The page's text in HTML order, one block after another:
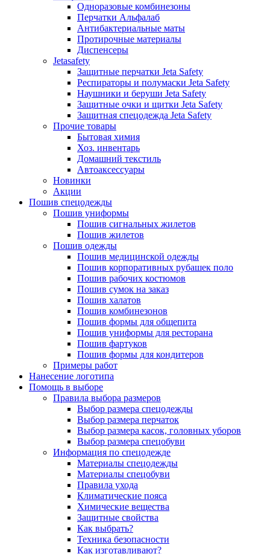
Одноразовые комбинезоны
Перчатки Альфалаб
Антибактериальные маты
Протирочные материалы
Диспенсеры
Jetasafety
Защитные перчатки Jeta Safety
Респираторы и полумаски Jeta Safety
Наушники и беруши Jeta Safety
Защитные очки и щитки Jeta Safety
Защитная спецодежда Jeta Safety
Прочие товары
Бытовая химия
Хоз. инвентарь
Домашний текстиль
Автоаксессуары
Новинки
Акции
Пошив спецодежды
Пошив униформы
Пошив сигнальных жилетов
Пошив жилетов
Пошив одежды
Пошив медицинской одежды
Пошив корпоративных рубашек поло
Пошив рабочих костюмов
Пошив сумок на заказ
Пошив халатов
Пошив комбинезонов
Пошив формы для общепита
Пошив униформы для ресторана
Пошив фартуков
Пошив формы для кондитеров
Примеры работ
Нанесение логотипа
Помощь в выборе
Правила выбора размеров
Выбор размера спецодежды
Выбор размера перчаток
Выбор размера касок, головных уборов
Выбор размера спецобуви
Информация по спецодежде
Материалы спецодежды
Материалы спецобуви
Правила ухода
Климатические пояса
Химические вещества
Защитные свойства
Как выбрать?
Техника безопасности
Как изготавливают?